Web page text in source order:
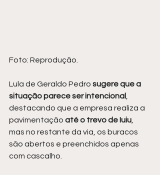
Foto: Reprodução.
Lula de Geraldo Pedro sugere que a
situação parece ser intencional
destacando que a empresa realiza a
pavimentação até o trevo de Iuiu
mas no restante da via, os buracos
são abertos e preenchidos apenas
com cascalho.